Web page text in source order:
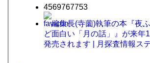
4569767753
編集長(寺薗)執筆の本『夜
ど面白い「月の話」』が来年
発売されます | 月探査情報ス